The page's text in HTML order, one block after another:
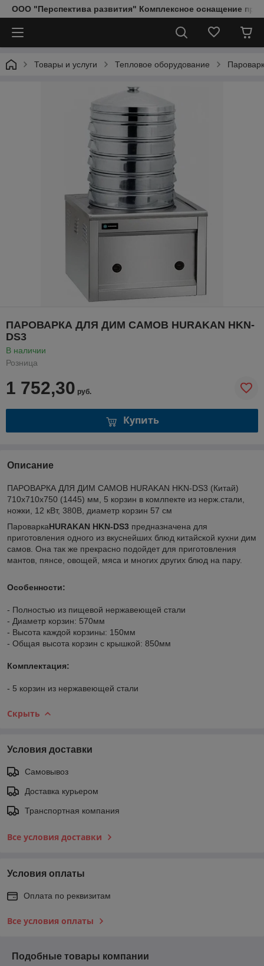
ООО "Перспектива развития" Комплексное оснащение
Товары и услуги Тепловое оборудование
ПАРОВАРКА ДЛЯ ДИМ САМОВ HURAKAN HKN-
DS3
В наличии
Розница
1 752,30 руб.
Купить
Описание
ПАРОВАРКА ДЛЯ ДИМ САМОВ HURAKAN HKN-DS3 (Китай)
710x710x750 (1445) мм, 5 корзин в комлпекте из нерж.стали,
ножки, 12 кВт, 380В, диаметр корзин 57 см
ПароваркаHURAKAN HKN-DS3 предназначена для
приготовления одного из вкуснейших блюд китайской кухни дим
самов. Она так же прекрасно подойдет для приготовления
мантов, пянсе, овощей, мяса и многих других блюд на пару.
Особенности:
- Полностью из пищевой нержавеющей стали
- Диаметр корзин: 570мм
- Высота каждой корзины: 150мм
- Общая высота корзин с крышкой: 850мм
Комплектация:
- 5 корзин из нержавеющей стали
Скрыть
Условия доставки
Самовывоз
Доставка курьером
Транспортная компания
Все условия доставки
Условия оплаты
Оплата по реквизитам
Все условия оплаты
Подобные товары компании